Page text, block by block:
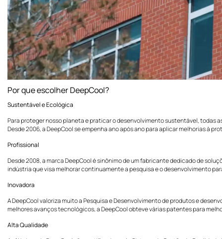
Por que escolher DeepCool?
Sustentável e Ecológica
Para proteger nosso planeta e praticar o desenvolvimento sustentável, todas
Desde 2006, a DeepCool se empenha ano após ano para aplicar melhorias à
Profissional
Desde 2008, a marca DeepCool é sinônimo de um fabricante dedicado de
indústria que visa melhorar continuamente a pesquisa e o desenvolvimento
Inovadora
A DeepCool valoriza muito a Pesquisa e Desenvolvimento de produtos e
melhores avanços tecnológicos, a DeepCool obteve várias patentes para
Alta Qualidade